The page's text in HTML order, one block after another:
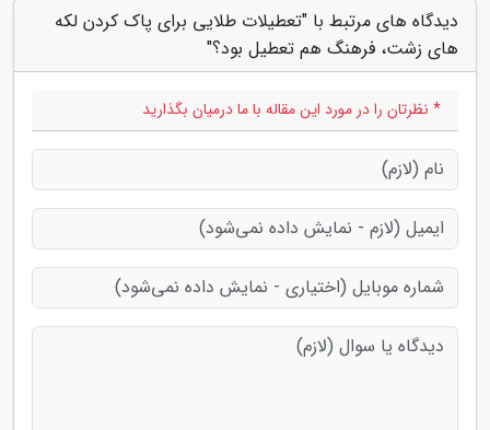
دیدگاه های مرتبط با "تعطیلات طلایی برای پاک کردن لکه
های زشت، فرهنگ هم تعطیل بود؟"
* نظرتان را در مورد این مقاله با ما درمیان بگذارید